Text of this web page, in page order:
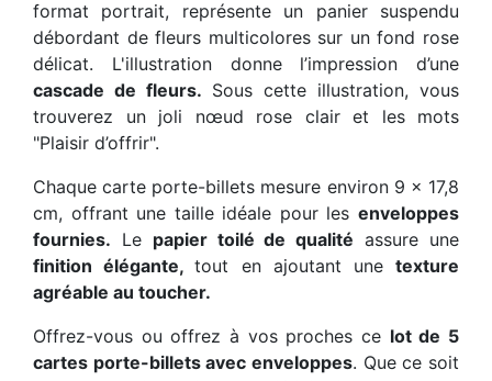
format portrait, représente un panier suspendu
débordant de fleurs multicolores sur un fond rose
délicat. L'illustration donne l’impression d’une
cascade de fleurs. Sous cette illustration, vous
trouverez un joli nœud rose clair et les mots
"Plaisir d’offrir".
Chaque carte porte-billets mesure environ 9 x 17,8
cm, offrant une taille idéale pour les enveloppes
fournies. Le papier toilé de qualité assure une
finition élégante,tout en ajoutant unetexture
agréable au toucher.
Offrez-vous ou offrez à vos proches ce lot de 5
cartes porte-billets avec enveloppes. Que ce soit